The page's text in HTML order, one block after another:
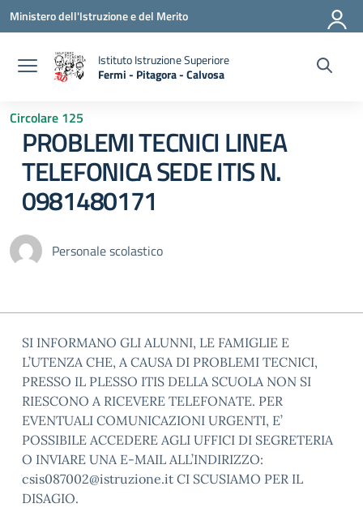
Vai ai contenuti
Vai al menu di navigazione
Vai al footer
Ministero dell'Istruzione e del Merito
Istituto Istruzione Superiore
Fermi - Pitagora - Calvosa
— Visita la pagina iniziale della scuola
Circolare 125
PROBLEMI TECNICI LINEA
TELEFONICA SEDE ITIS N.
0981480171
Personale scolastico
SI INFORMANO GLI ALUNNI, LE FAMIGLIE E
L’UTENZA CHE, A CAUSA DI PROBLEMI TECNICI,
PRESSO IL PLESSO ITIS DELLA SCUOLA NON SI
RIESCONO A RICEVERE TELEFONATE. PER
EVENTUALI COMUNICAZIONI URGENTI, E’
POSSIBILE ACCEDERE AGLI UFFICI DI SEGRETERIA
O INVIARE UNA E-MAIL ALL’INDIRIZZO:
csis087002@istruzione.it CI SCUSIAMO PER IL
DISAGIO.